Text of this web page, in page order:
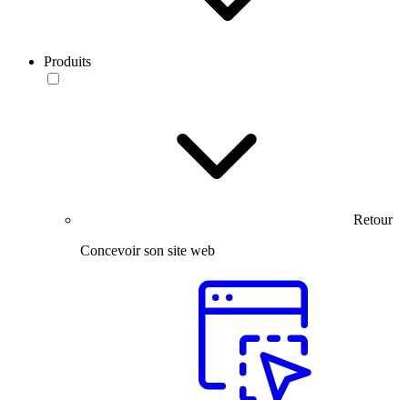
Produits
Retour
Concevoir son site web